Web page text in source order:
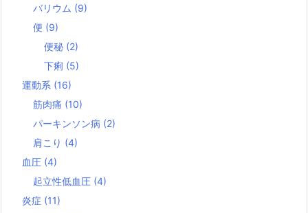
バリウム (9)
便 (9)
便秘 (2)
下痢 (5)
運動系 (16)
筋肉痛 (10)
パーキンソン病 (2)
肩こり (4)
血圧 (4)
起立性低血圧 (4)
炎症 (11)